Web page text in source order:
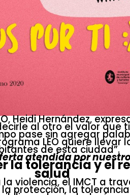
Heidi Hernández,
al otro el valor que
pase sin agregar
LEO quiere llevar
de esta ciudad”.
atendida por
la tolerancia y el
salud
violencia, el IMCT a
protección, la